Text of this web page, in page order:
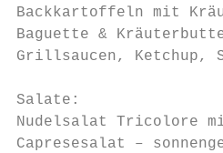
Backkartoffeln mit
Baguette &
Grillsaucen, Ketchup,
Salate:
Nudelsalat Tricolore
Capresesalat –